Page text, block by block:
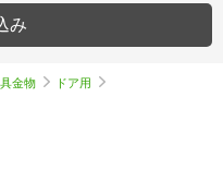
み
金物
ドア用